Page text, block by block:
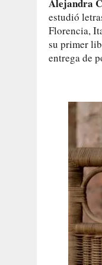
Alejandra
estudió
Florencia,
su primer
entrega de